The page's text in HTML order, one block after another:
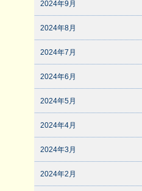
2024年9月
2024年8月
2024年7月
2024年6月
2024年5月
2024年4月
2024年3月
2024年2月